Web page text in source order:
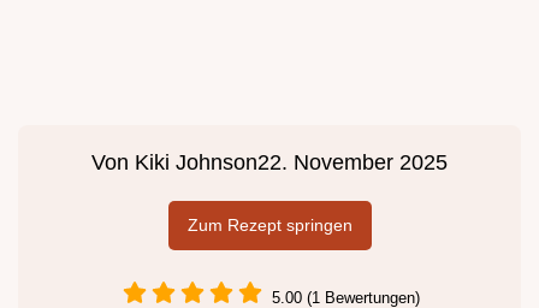
Von Kiki Johnson22. November 2025
Zum Rezept springen
5.00 (1 Bewertungen)